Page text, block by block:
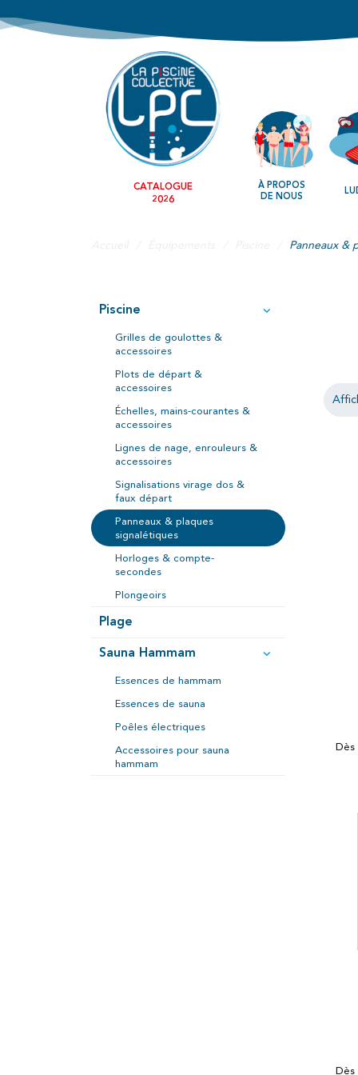
CATALOGUE
2026
À PROPOS
DE NOUS
Panneaux &
Dès
Dès
Piscine
Grilles de goulottes &
accessoires
Plots de départ &
accessoires
Échelles, mains-courantes &
accessoires
Lignes de nage, enrouleurs &
accessoires
Signalisations virage dos &
faux départ
Panneaux & plaques
signalétiques
Horloges & compte-
secondes
Plongeoirs
Plage
Sauna Hammam
Essences de hammam
Essences de sauna
Poêles électriques
Accessoires pour sauna
hammam